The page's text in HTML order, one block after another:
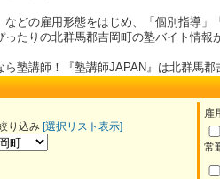
どの雇用形態をはじめ、「個別指導
たりの北群馬郡吉岡町の塾バイト情
塾講師！『塾講師JAPAN』は北群馬
り込み [選択リスト表示]
雇
常